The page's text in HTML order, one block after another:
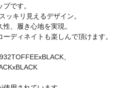
です。
ッキリ見えるデザイン。
、履き心地を実現。
ディネイトも楽しんで頂けます。
、